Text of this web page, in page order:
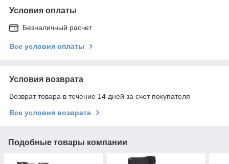
Условия оплаты
Безналичный расчет
Все условия оплаты
Условия возврата
Возврат товара в течение 14 дней за счет покупателя
Все условия возврата
Подобные товары компании